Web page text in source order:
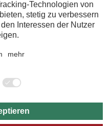
· 6020 Innsbruck
presse@tirol.at
Impressum
Barrierefreiheitserklärung
FAQs